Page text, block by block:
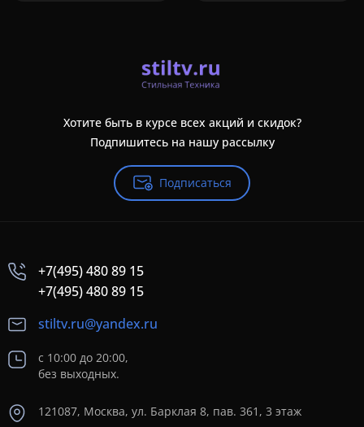
Хотите быть в курсе всех акций и скидок?
Подпишитесь на нашу рассылку
Подписаться
+7(495) 480 89 15
+7(495) 480 89 15
stiltv.ru@yandex.ru
с 10:00 до 20:00,
без выходных.
121087, Москва, ул. Барклая 8, пав. 361, 3 этаж